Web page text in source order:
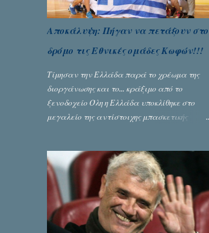
Αποκάλυψη: Πήγαν να πετάξουν στο
δρόμο τις Εθνικές ομάδες Κωφών!!!
Τίμησαν την Ελλάδα παρά το χρέωμα της
διοργάνωσης και το... κράξιμο από το
ξενοδοχείο Όλη η Ελλάδα υποκλίθηκε στο
μεγαλείο της αντίστοιχης μπασκετικής
πρωταθλήματος κωφών που διεξήχθη στη
Θεσσανολίκη τις προηγουμενες ημέρες. Πίσω
από την λάμψη και την αποθέωση που
γνώρισαν τα κορίτσια της Αθηνάς Ζέρβα με
την πορεία τους που ολοκληρώθηκε με τη νίκη
τους στον τελικό επί της Λιθουανίας,